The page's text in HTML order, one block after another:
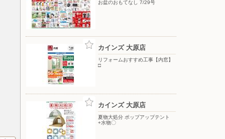
お盆のおもてなし 7/29号
カインズ 大原店
リフォームおすすめ工事【内窓】
□
カインズ 大原店
夏物大処分 ポップアップテント
+水物〇